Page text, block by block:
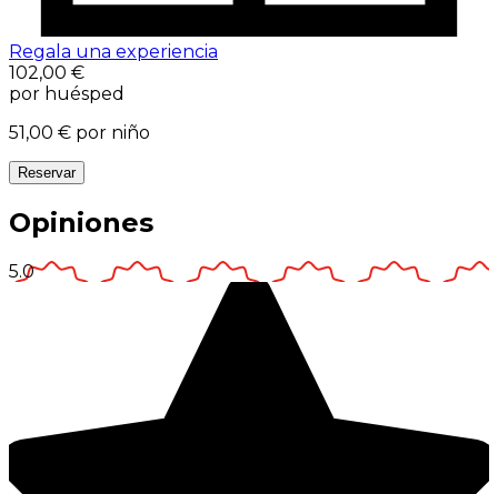
Regala una experiencia
102,00 €
por huésped
51,00 € por niño
Reservar
Opiniones
5.0